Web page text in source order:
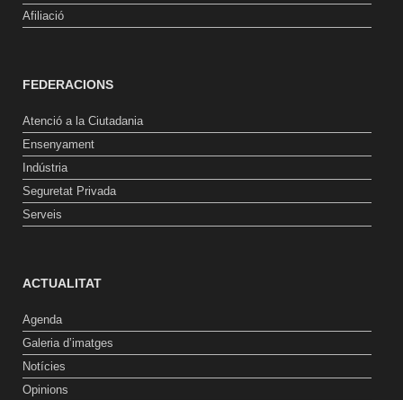
Afiliació
FEDERACIONS
Atenció a la Ciutadania
Ensenyament
Indústria
Seguretat Privada
Serveis
ACTUALITAT
Agenda
Galeria d’imatges
Notícies
Opinions